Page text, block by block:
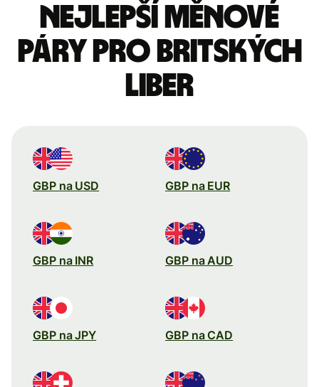
Nejlepší měnové
páry pro britských
liber
GBP na USD GBP na EUR
GBP na INR GBP na AUD
GBP na JPY GBP na CAD